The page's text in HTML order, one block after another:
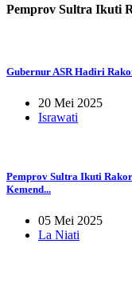
Pemprov Sultra Ikuti
Gubernur ASR Hadiri
20 Mei 2025
Israwati
Pemprov Sultra Ikuti
Kemend...
05 Mei 2025
La Niati